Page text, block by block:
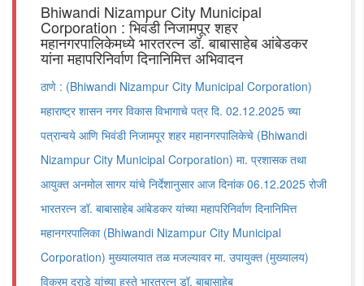
Bhiwandi Nizampur City Municipal
Corporation : भिवंडी निजामपूर शहर
महानगरपालिकेमध्ये भारतरत्न डॉ. बाबासाहेब आंबेडकर
यांना महापरिनिर्वाण दिनानिमित्त अभिवादन
ठाणे : (Bhiwandi Nizampur City Municipal Corporation)
महाराष्ट्र शासन नगर विकास विभागाचे पत्र दि. 02.12.2025 च्या
पत्रान्वये आणि भिवंडी निजामपूर शहर महानगरपालिकेचे (Bhiwandi
Nizampur City Municipal Corporation) मा. प्रशासक तथा
आयुक्त अनमोल सागर यांचे निर्देशानुसार आज दिनांक 06.12.2025 रोजी
भारतरत्न डॉ. बाबासाहेब आंबेडकर यांच्या महापरिनिर्वाण दिनानिमित्त
महानगरपालिका (Bhiwandi Nizampur City Municipal
Corporation) मुख्यालयात तळ मजल्यावर मा. उपायुक्त (मुख्यालय)
विक्रम दराडे यांच्या हस्ते भारतरत्न डॉ. बाबासाहेब